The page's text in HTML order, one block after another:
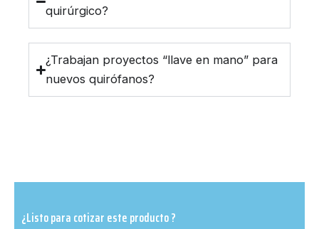
quirúrgico?
¿Trabajan proyectos “llave en mano” para
nuevos quirófanos?
¿Listo para cotizar este producto ?